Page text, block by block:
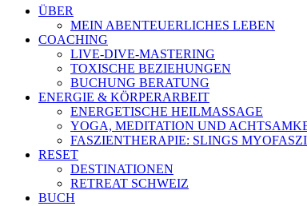
ÜBER
MEIN ABENTEUERLICHES LEBEN
COACHING
LIVE-DIVE-MASTERING
TOXISCHE BEZIEHUNGEN
BUCHUNG BERATUNG
ENERGIE & KÖRPERARBEIT
ENERGETISCHE HEILMASSAGE
YOGA, MEDITATION UND
FASZIENTHERAPIE: SLINGS
RESET
DESTINATIONEN
RETREAT SCHWEIZ
BUCH